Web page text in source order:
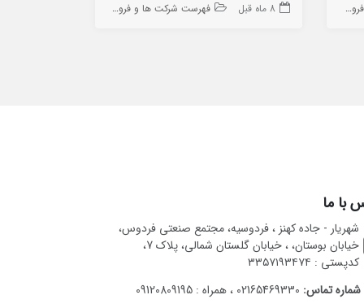
ها 8 ماه قبل فهرست شرکت ها و فروشگاه ها
با ما
شهریار - جاده کهنز ، فردوسیه، مجتمع صنعتی فردوس،
خیابان بوستان، ، خیابان گلستان شمالی، پلاک 7،
کدپستی : ۳۳۵۷۱۹۳۴۷۴
شماره تماس: 02165469330 ، همراه : 09120809195